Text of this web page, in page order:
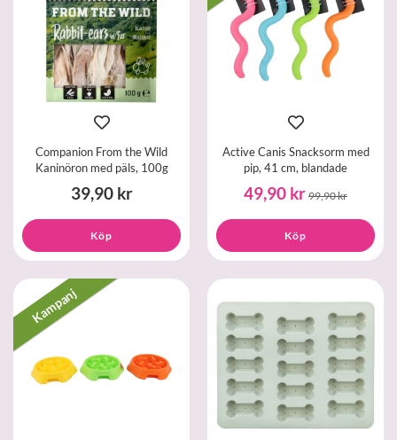
Companion From the Wild
Kaninöron med päls, 100g
39,90 kr
Köp
Active Canis Snacksorm med
pip, 41 cm, blandade
49,90 kr 99,90 kr
Köp
Kampanj